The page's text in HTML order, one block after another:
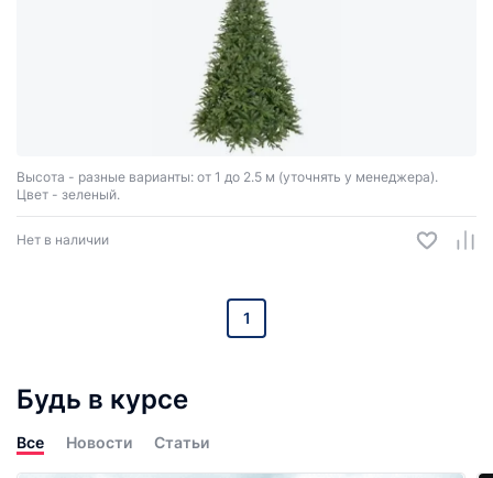
Высота - разные варианты: от 1 до 2.5 м (уточнять у менеджера).
Цвет - зеленый.
Нет в наличии
1
Будь в курсе
Все Новости Статьи